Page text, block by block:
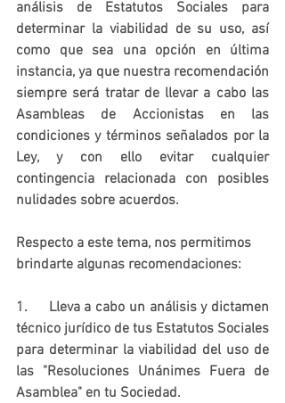
análisis de Estatutos Sociales para
determinar la viabilidad de su uso, así
como que sea una opción en última
instancia, ya que nuestra recomendación
siempre será tratar de llevar a cabo las
Asambleas de Accionistas en las
condiciones y términos señalados por la
Ley, y con ello evitar cualquier
contingencia relacionada con posibles
nulidades sobre acuerdos.
Respecto a este tema, nos permitimos
brindarte algunas recomendaciones:
1.     Lleva a cabo un análisis y dictamen
técnico jurídico de tus Estatutos Sociales
para determinar la viabilidad del uso de
las "Resoluciones Unánimes Fuera de
Asamblea" en tu Sociedad.